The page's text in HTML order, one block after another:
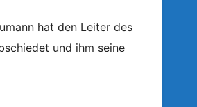
hat den Leiter des
und ihm seine